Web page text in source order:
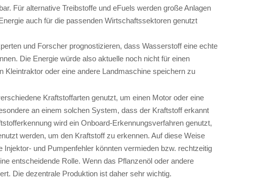
Für alternative Treibstoffe und eFuels werden große Anlagen
auch für die passenden Wirtschaftssektoren genutzt
und Forscher prognostizieren, dass Wasserstoff eine echte
Die Energie würde also aktuelle noch nicht für einen
oder eine andere Landmaschine speichern zu
Kraftstoffarten genutzt, um einen Motor oder eine
an einem solchen System, dass der Kraftstoff erkannt
wird ein Onboard-Erkennungsverfahren genutzt,
werden, um den Kraftstoff zu erkennen. Auf diese Weise
und Pumpenfehler könnten vermieden bzw. rechtzeitig
entscheidende Rolle. Wenn das Pflanzenöl oder andere
Die dezentrale Produktion ist daher sehr wichtig.